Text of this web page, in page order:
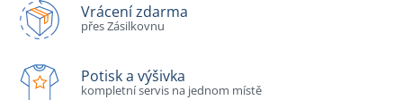
Vrácení zdarma
přes Zásilkovnu
Potisk a výšivka
kompletní servis na jednom místě